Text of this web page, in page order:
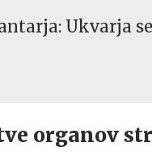
Ukvarja
organov